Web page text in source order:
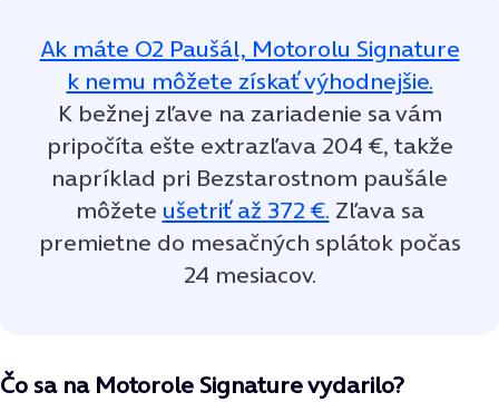
Ak máte O2 Paušál, Motorolu Signature
k nemu môžete získať výhodnejšie.
K bežnej zľave na zariadenie sa vám
pripočíta ešte extrazľava 204 €, takže
napríklad pri Bezstarostnom paušále
môžete ušetriť až 372 €. Zľava sa
premietne do mesačných splátok počas
24 mesiacov.
Čo sa na Motorole Signature vydarilo?